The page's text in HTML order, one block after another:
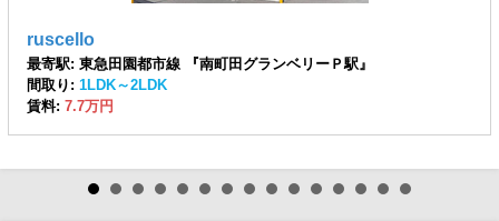
ruscello
最寄駅: 東急田園都市線 『南町田グランベリーＰ駅』
間取り: 1LDK～2LDK
賃料: 7.7万円